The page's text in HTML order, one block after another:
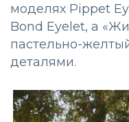
моделях Pippet
Bond Eyelet, а
пастельно-
деталями.